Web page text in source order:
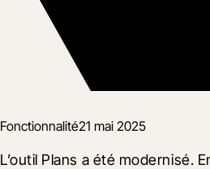
Fonctionnalité21 mai 2025
L’outil Plans a été modernisé.